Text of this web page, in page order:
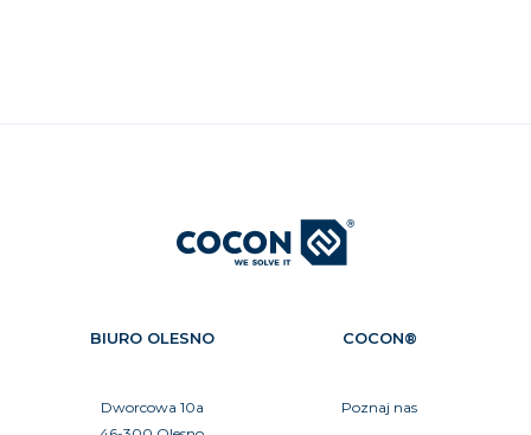
BIURO OLESNO
Dworcowa 10a
COCON®
Poznaj nas